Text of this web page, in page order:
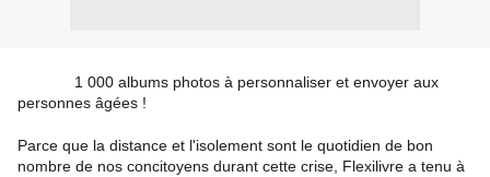
1 000 albums photos à personnaliser et envoyer aux
personnes âgées !
Parce que la distance et l'isolement sont le quotidien de bon
nombre de nos concitoyens durant cette crise, Flexilivre a tenu à